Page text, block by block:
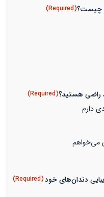
(Required)
(Required)
دارم
می‌خواهم
دندان‌های خود(Required)